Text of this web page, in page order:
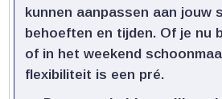
kunnen aanpassen aan jouw
behoeften en tijden.​ Of je nu
of in het weekend
flexibiliteit is een pré.​